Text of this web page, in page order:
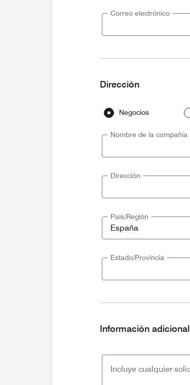
Correo electrónico
Dirección
Negocios
Nombre de la compañía
Dirección
País/Región
Estado/Provincia
Información adicional